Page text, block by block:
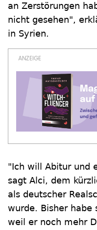
an Zerstörungen
nicht gesehen",
in Syrien.
"Ich will Abitur und
sagt Alci, dem
als deutscher
wurde. Bisher habe
weil er noch mehr